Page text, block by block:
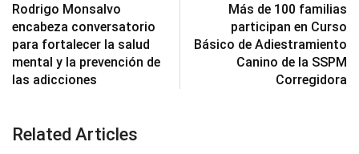
Rodrigo Monsalvo
encabeza conversatorio
para fortalecer la salud
mental y la prevención de
las adicciones
Más de 100 familias
participan en Curso
Básico de Adiestramiento
Canino de la SSPM
Corregidora
Related Articles